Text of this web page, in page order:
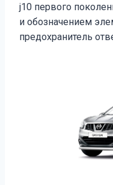
j10 первого
и обозначением
предохранитель